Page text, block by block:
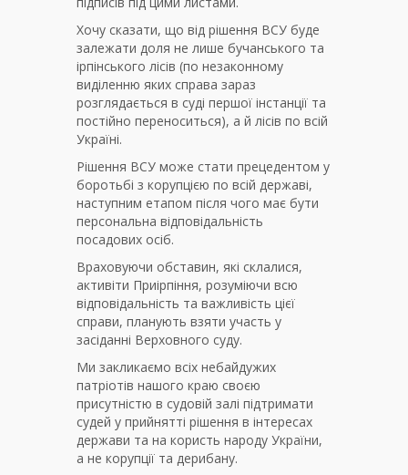
Хочу сказати, що від рішення ВСУ буде
залежати доля не лише бучанського та
ірпінського лісів (по незаконному
виділенню яких справа зараз
розглядається в суді першої інстанції та
постійно переноситься), а й лісів по всій
Україні.
Рішення ВСУ може стати прецедентом у
боротьбі з корупцією по всій державі,
наступним етапом після чого має бути
персональна відповідальність
посадових осіб.
Враховуючи обставин, які склалися,
активіти Приірпіння, розуміючи всю
відповідальність та важливість цієї
справи, планують взяти участь у
засіданні Верховного суду.
Ми закликаємо всіх небайдужих
патріотів нашого краю своєю
присутністю в судовій залі підтримати
судей у прийнятті рішення в інтересах
держави та на користь народу України,
а не корупції та дерибану.